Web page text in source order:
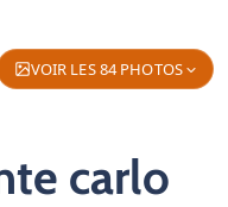
VOIR LES 84 PHOTOS
carlo